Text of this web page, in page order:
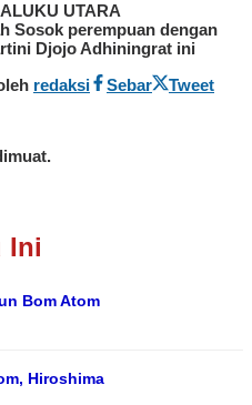
UTARA
Sosok perempuan dengan
Djojo Adhiningrat ini
redaksi Sebar
Tweet
Ini
Bom Atom
Hiroshima